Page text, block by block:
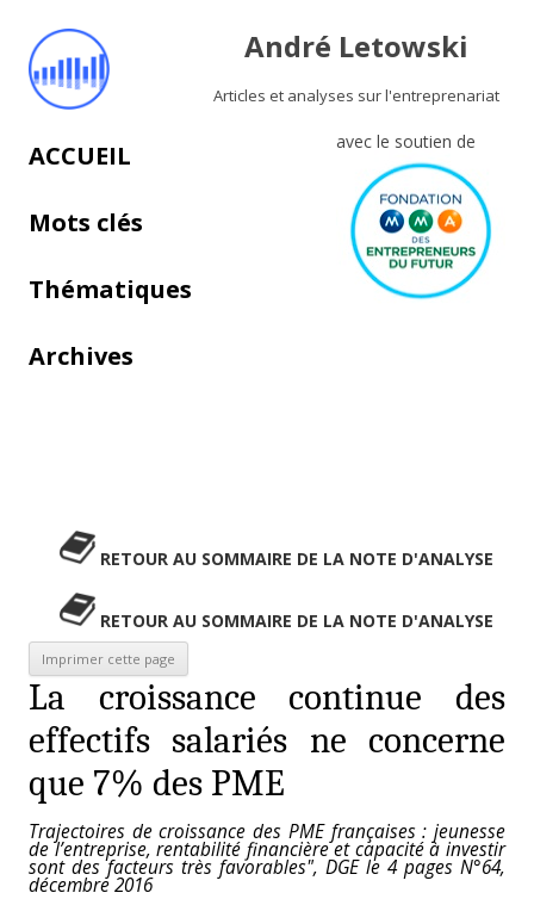
André Letowski
Articles et analyses sur l'entreprenariat
avec le soutien de
Aller au contenu principal
ACCUEIL
Mots clés
Thématiques
Archives
RETOUR AU SOMMAIRE DE LA NOTE D'ANALYSE
RETOUR AU SOMMAIRE DE LA NOTE D'ANALYSE
La croissance continue des
effectifs salariés ne concerne
que 7% des PME
Trajectoires de croissance des PME françaises : jeunesse
de l’entreprise, rentabilité financière et capacité à investir
sont des facteurs très favorables", DGE le 4 pages N°64,
décembre 2016